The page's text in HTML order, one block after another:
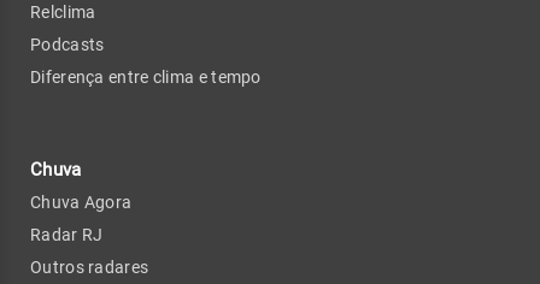
Relclima
Podcasts
Diferença entre clima e tempo
Chuva
Chuva Agora
Radar RJ
Outros radares